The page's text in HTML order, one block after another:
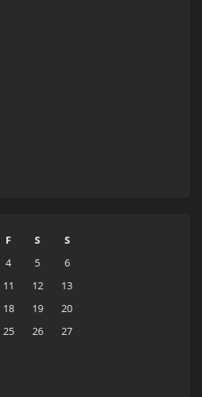
F S
S
4 5
6
11 12
13
18 19
20
25 26
27